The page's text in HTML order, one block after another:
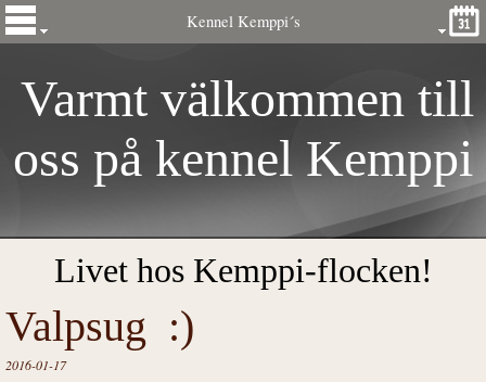
Kennel Kemppi´s
Varmt välkommen till
oss på kennel Kemppi
´s
Livet hos Kemppi-flocken!
Valpsug :)
2016-01-17